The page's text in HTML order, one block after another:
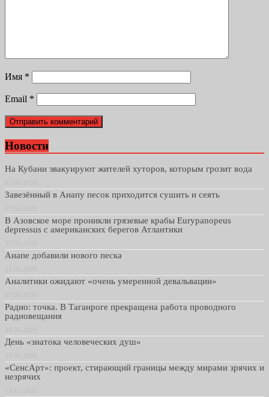
Имя *
Email *
Новости
На Кубани эвакуируют жителей хуторов, которым грозит вода
Завезённый в Анапу песок приходится сушить и сеять
В Азовское море проникли грязевые крабы Eurypanopeus
depressus с американских берегов Атлантики
Анапе добавили нового песка
Аналитики ожидают «очень умеренной девальвации»
Радио: точка. В Таганроге прекращена работа проводного
радиовещания
День «знатока человеческих душ»
«СенсАрт»: проект, стирающий границы между мирами зрячих и
незрячих